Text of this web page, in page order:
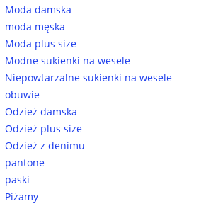
Moda damska
moda męska
Moda plus size
Modne sukienki na wesele
Niepowtarzalne sukienki na wesele
obuwie
Odzież damska
Odzież plus size
Odzież z denimu
pantone
paski
Piżamy